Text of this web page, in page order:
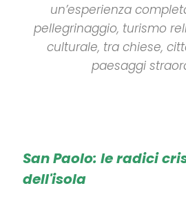
un’esperienza
pellegrinaggio, turismo
culturale, tra chiese,
paesaggi
San Paolo: le radici
dell'isola